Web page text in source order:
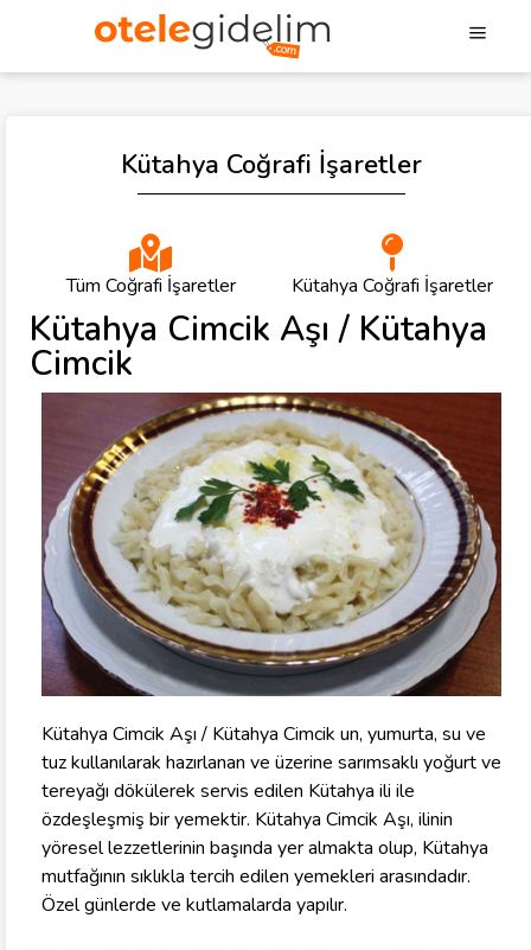
Kütahya Coğrafi İşaretler
Tüm Coğrafi İşaretler Kütahya Coğrafi İşaretler
Kütahya Cimcik Aşı / Kütahya
Cimcik
Kütahya Cimcik Aşı / Kütahya Cimcik un, yumurta, su ve
tuz kullanılarak hazırlanan ve üzerine sarımsaklı yoğurt ve
tereyağı dökülerek servis edilen Kütahya ili ile
özdeşleşmiş bir yemektir. Kütahya Cimcik Aşı, ilinin
yöresel lezzetlerinin başında yer almakta olup, Kütahya
mutfağının sıklıkla tercih edilen yemekleri arasındadır.
Özel günlerde ve kutlamalarda yapılır.